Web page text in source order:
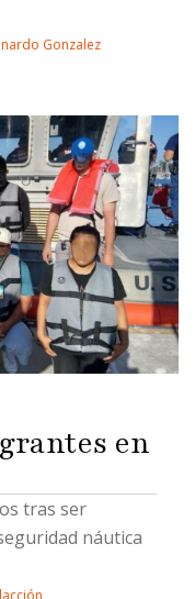
Gonzalez
en
tras ser
náutica